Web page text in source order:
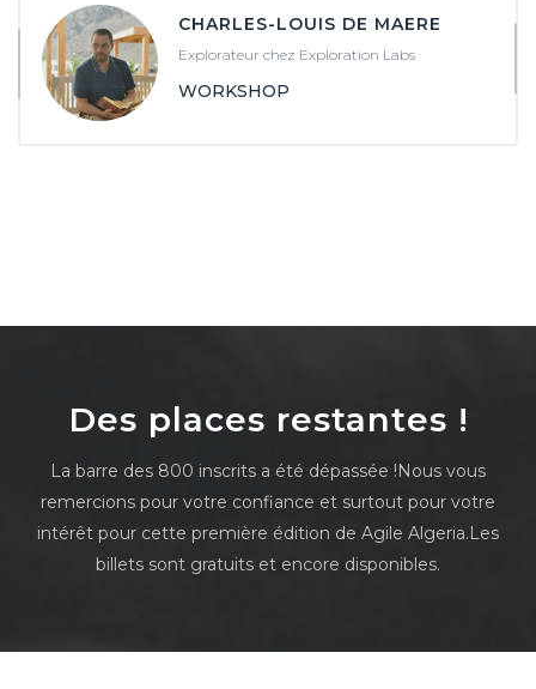
CHARLES-LOUIS DE MAERE
Explorateur chez Exploration Labs
WORKSHOP
Des places restantes !
La barre des 800 inscrits a été dépassée !Nous vous
remercions pour votre confiance et surtout pour votre
intérêt pour cette première édition de Agile Algeria.Les
billets sont gratuits et encore disponibles.